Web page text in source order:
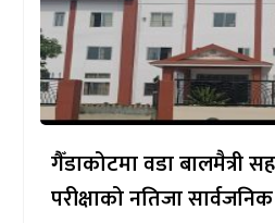
गैँडाकोटमा वडा बालमैत्री
परीक्षाको नतिजा सार्वजनिक